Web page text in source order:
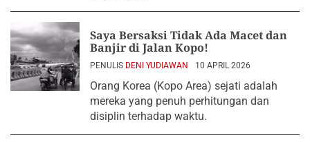
Saya Bersaksi Tidak Ada Macet dan
Banjir di Jalan Kopo!
PENULIS DENI YUDIAWAN 10 APRIL 2026
Orang Korea (Kopo Area) sejati adalah
mereka yang penuh perhitungan dan
disiplin terhadap waktu.